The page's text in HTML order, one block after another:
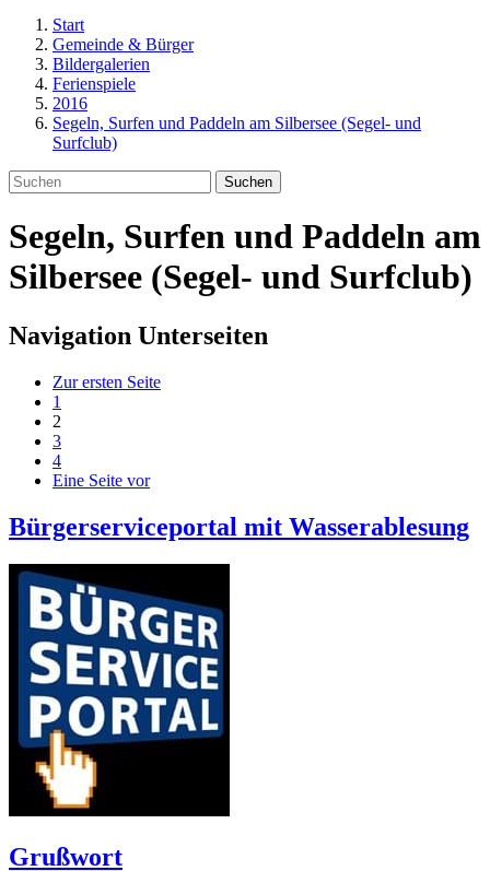
Start
Gemeinde & Bürger
Bildergalerien
Ferienspiele
2016
Segeln, Surfen und Paddeln am Silbersee (Segel- und
Surfclub)
Suchen
Segeln, Surfen und Paddeln am
Silbersee (Segel- und Surfclub)
Navigation Unterseiten
Zur ersten Seite
1
2
3
4
Eine Seite vor
Bürgerserviceportal mit Wasserablesung
Grußwort